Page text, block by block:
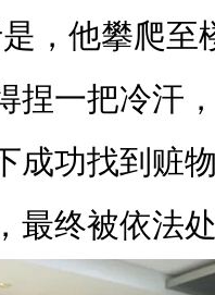
，他攀爬至
捏一把冷汗
成功找到赃
最终被依法